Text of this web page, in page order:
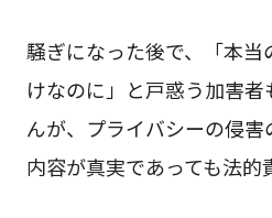
騒ぎになった後で、「本
けなのに」と戸惑う加害
んが、プライバシーの侵
内容が真実であっても法的